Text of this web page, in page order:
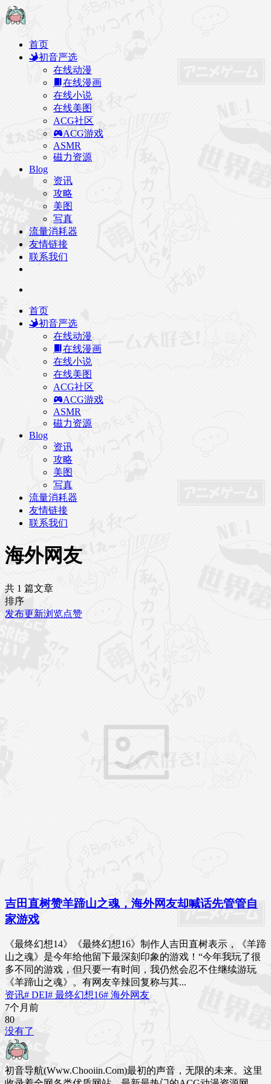
首页
初音严选
在线动漫
在线漫画
在线小说
在线美图
ACG社区
ACG游戏
ASMR
磁力资源
Blog
资讯
攻略
美图
写真
流量消耗器
友情链接
联系我们
首页
初音严选
在线动漫
在线漫画
在线小说
在线美图
ACG社区
ACG游戏
ASMR
磁力资源
Blog
资讯
攻略
美图
写真
流量消耗器
友情链接
联系我们
海外网友
共 1 篇文章
排序
发布更新浏览点赞
吉田直树赞羊蹄山之魂，海外网友却喊话先管管自
家游戏
《最终幻想14》《最终幻想16》制作人吉田直树表示，《羊蹄
山之魂》是今年给他留下最深刻印象的游戏！“今年我玩了很
多不同的游戏，但只要一有时间，我仍然会忍不住继续游玩
《羊蹄山之魂》。有网友辛辣回复称与其...
资讯# DEI# 最终幻想16# 海外网友
7个月前
80
没有了
初音导航(Www.Chooiin.Com)最初的声音，无限的未来。这里